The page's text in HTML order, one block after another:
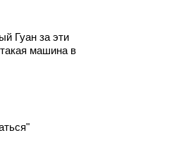
Гуан за эти
машина в